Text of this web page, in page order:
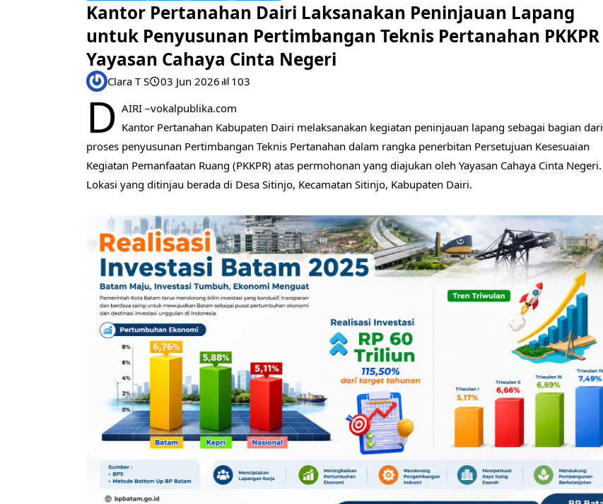
Kantor Pertanahan Dairi Laksanakan Peninjauan Lapang
untuk Penyusunan Pertimbangan Teknis Pertanahan PKKPR
Yayasan Cahaya Cinta Negeri
Clara T S 03 Jun 2026 103
D AIRI –vokalpublika.com
Kantor Pertanahan Kabupaten Dairi melaksanakan kegiatan peninjauan lapang sebagai bagian dari
proses penyusunan Pertimbangan Teknis Pertanahan dalam rangka penerbitan Persetujuan Kesesuaian
Kegiatan Pemanfaatan Ruang (PKKPR) atas permohonan yang diajukan oleh Yayasan Cahaya Cinta Negeri.
Lokasi yang ditinjau berada di Desa Sitinjo, Kecamatan Sitinjo, Kabupaten Dairi.